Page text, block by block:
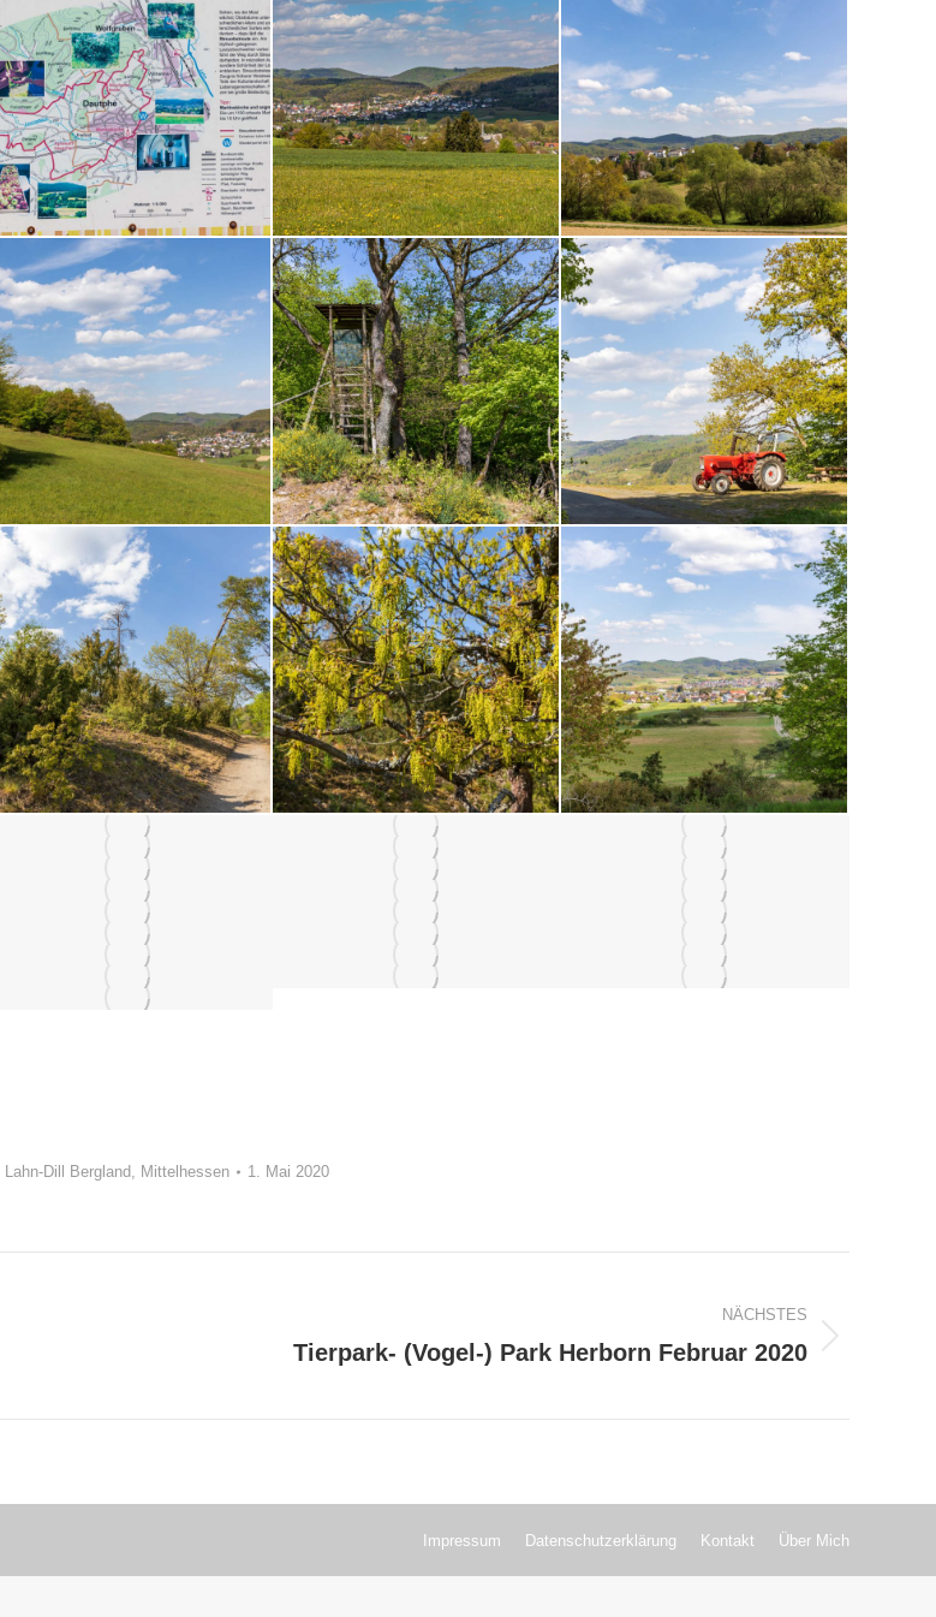
Lahn-Dill Bergland, Mittelhessen 1. Mai 2020
NÄCHSTES
Tierpark- (Vogel-) Park Herborn Februar 2020
Impressum Datenschutzerklärung Kontakt Über Mich